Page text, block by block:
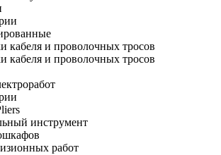
кабеля и проволочных тросов
кабеля и проволочных тросов
инструмент
работ